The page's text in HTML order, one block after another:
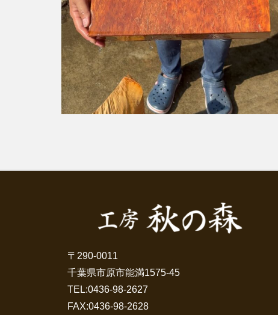
〒290-0011
千葉県市原市能満1575-45
TEL:0436-98-2627
FAX:0436-98-2628